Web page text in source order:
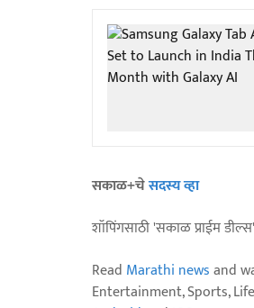
सकाळ+चेसदस्य व्हा
शॉपिंगसाठी 'सकाळ प्राईम
Read Marathi newsand
Entertainment, Sports,